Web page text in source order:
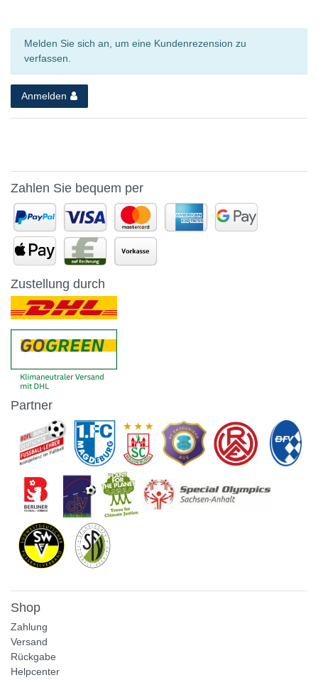
Melden Sie sich an, um eine Kundenrezension zu
verfassen.
Anmelden
Zahlen Sie bequem per
Zustellung durch
Partner
Shop
Zahlung
Versand
Rückgabe
Helpcenter